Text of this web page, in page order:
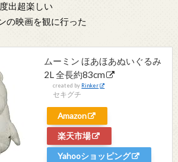
出超楽しい
の映画を観に行った
ムーミン ほあほあぬいぐるみ
2L 全長約83cm
created by Rinker
セキグチ
Amazon
楽天市場
Yahooショッピング